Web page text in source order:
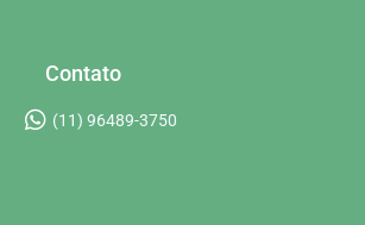
Contato
(11) 96489-3750